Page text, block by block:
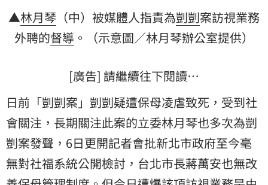
▲林月琴 （中）被媒體人指責為剴剴案訪視業務
外聘的督導 。（示意圖／林月琴辦公室提供）
[廣告] 請繼續往下閱讀…
日前「剴剴案」剴剴疑遭保母凌虐致死，受到社
會關注，長期關注此案的立委林月琴也多次為剴
剴案發聲，6日更開記者會批新北市政府至今毫
無對社福系統公開檢討，台北市長蔣萬安也無改